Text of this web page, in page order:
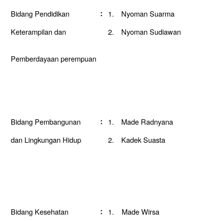
Bidang Pendidikan : 1.
Nyoman Suarma
Keterampilan dan
2. Nyoman Sudiawan
Pemberdayaan perempuan
Bidang Pembangunan : 1.
Made Radnyana
dan Lingkungan Hidup
2. Kadek Suasta
Bidang Kesehatan :
1. Made Wirsa